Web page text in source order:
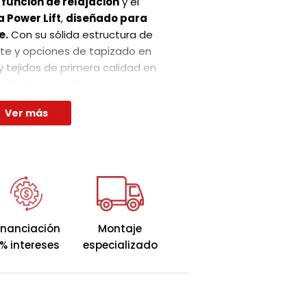
Power Lift, diseñado para
Con su sólida estructura de
y opciones de tapizado en
tejidos de primera calidad en
te brindará una
inigualable.
Ver más
intereses
Montaje
especializado